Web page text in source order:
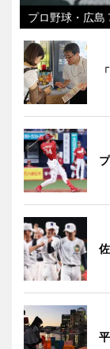
プロ野球・広